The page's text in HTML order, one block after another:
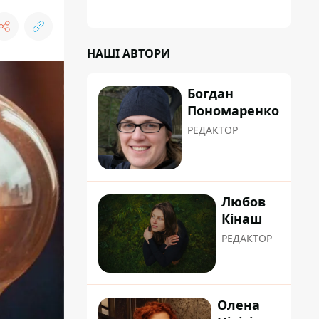
НАШІ АВТОРИ
Богдан
Пономаренко
РЕДАКТОР
Любов
Кінаш
РЕДАКТОР
Олена